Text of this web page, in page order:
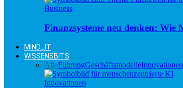
Business
Finanzsysteme neu denken:
MIND_IT
WISSENSBITS
AlleFührungGeschäftsmodelleInnovationen
Innovationen